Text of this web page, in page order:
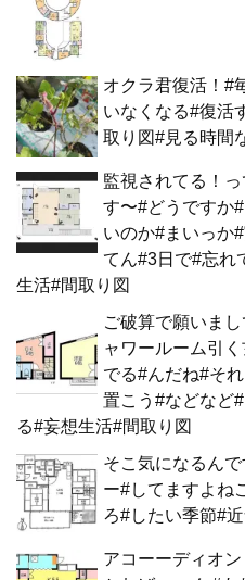
オクラ君復活！#
いなくなる#復活
取り図#見る時間
監視されてる！
す〜#どうですか
いのか#まいっか
てん#3日で#忘れ
生活#間取り図
ご破算で願いま
ャワールーム引
でる#んだね#そ
置こう#などなど
る#妄想生活#間取り図
そこ気になるん
ー#してますよね
ろ#したい季節#
アコーーディオ